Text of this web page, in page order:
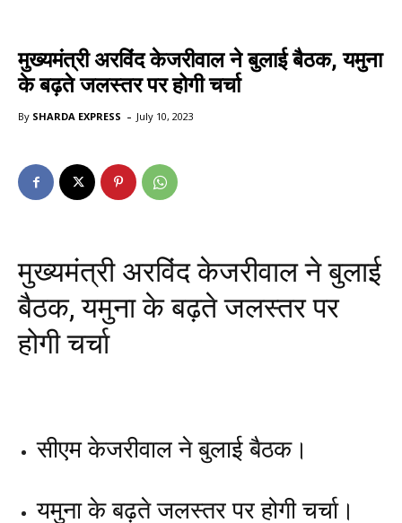
मुख्यमंत्री अरविंद केजरीवाल ने बुलाई बैठक, यमुना
के बढ़ते जलस्तर पर होगी चर्चा
By SHARDA EXPRESS - July 10, 2023
मुख्यमंत्री अरविंद केजरीवाल ने बुलाई
बैठक, यमुना के बढ़ते जलस्तर पर
होगी चर्चा
सीएम केजरीवाल ने बुलाई बैठक।
यमुना के बढ़ते जलस्तर पर होगी चर्चा।